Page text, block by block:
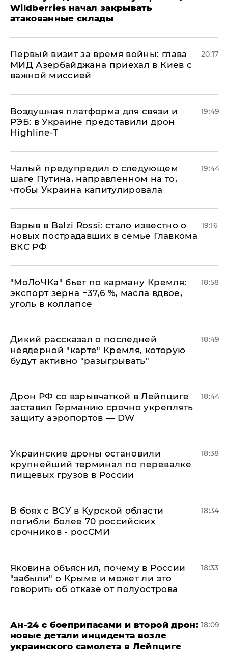
Wildberries начал закрывать
атакованные склады
Первый визит за время войны: глава
МИД Азербайджана приехал в Киев с
важной миссией
20:17
Воздушная платформа для связи и
РЭБ: в Украине представили дрон
Highline-T
19:49
Чалый предупредил о следующем
шаге Путина, направленном на то,
чтобы Украина капитулировала
19:44
Взрыв в Balzi Rossi: стало известно о
новых пострадавших в семье Главкома
ВКС РФ
19:16
​"МоЛоЧКа" бьет по карману Кремля:
экспорт зерна −37,6 %, масла вдвое,
уголь в коллапсе
18:58
Дикий рассказал о последней
неядерной "карте" Кремля, которую
будут активно "разыгрывать"
18:49
​Дрон РФ со взрывчаткой в Лейпциге
заставил Германию срочно укреплять
защиту аэропортов — DW
18:44
Украинские дроны остановили
крупнейший терминал по перевалке
пищевых грузов в России
18:38
В боях с ВСУ в Курской области
погибли более 70 российских
срочников - росСМИ
18:34
Яковина объяснил, почему в России
"забыли" о Крыме и может ли это
говорить об отказе от полуострова
18:33
Ан-24 с боеприпасами и второй дрон:
новые детали инцидента возле
украинского самолета в Лейпциге
18:09